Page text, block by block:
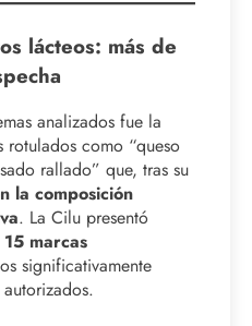
lácteos: más de
analizados fue la
como “queso
rallado” que, tras su
la composición
. La Cilu presentó
marcas
significativamente